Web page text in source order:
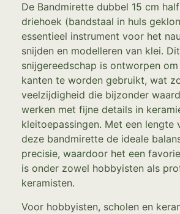
De Bandmirette dubbel 15 cm
driehoek (bandstaal in huls
essentieel instrument voor het
snijden en modelleren van klei.
snijgereedschap is ontworpen
kanten te worden gebruikt, wat
veelzijdigheid die bijzonder
werken met fijne details in
kleitoepassingen. Met een lengte
deze bandmirette de ideale
precisie, waardoor het een
is onder zowel hobbyisten als
keramisten.
Voor hobbyisten, scholen en